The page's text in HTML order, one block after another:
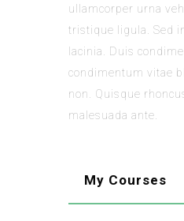
ullamcorper urna
tristique ligula. Sed
lacinia. Duis
condimentum vitae
non. Quisque
malesuada ante.
My Courses